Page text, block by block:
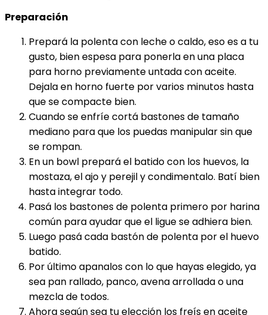
Preparación
Prepará la polenta con leche o caldo, eso es a tu
gusto, bien espesa para ponerla en una placa
para horno previamente untada con aceite.
Dejala en horno fuerte por varios minutos hasta
que se compacte bien.
Cuando se enfríe cortá bastones de tamaño
mediano para que los puedas manipular sin que
se rompan.
En un bowl prepará el batido con los huevos, la
mostaza, el ajo y perejil y condimentalo. Batí bien
hasta integrar todo.
Pasá los bastones de polenta primero por harina
común para ayudar que el ligue se adhiera bien.
Luego pasá cada bastón de polenta por el huevo
batido.
Por último apanalos con lo que hayas elegido, ya
sea pan rallado, panco, avena arrollada o una
mezcla de todos.
Ahora según sea tu elección los freís en aceite